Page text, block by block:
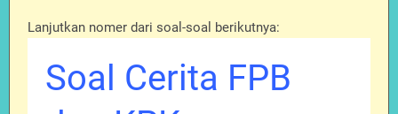
Lanjutkan nomer dari soal-soal berikutnya:
Soal Cerita FPB